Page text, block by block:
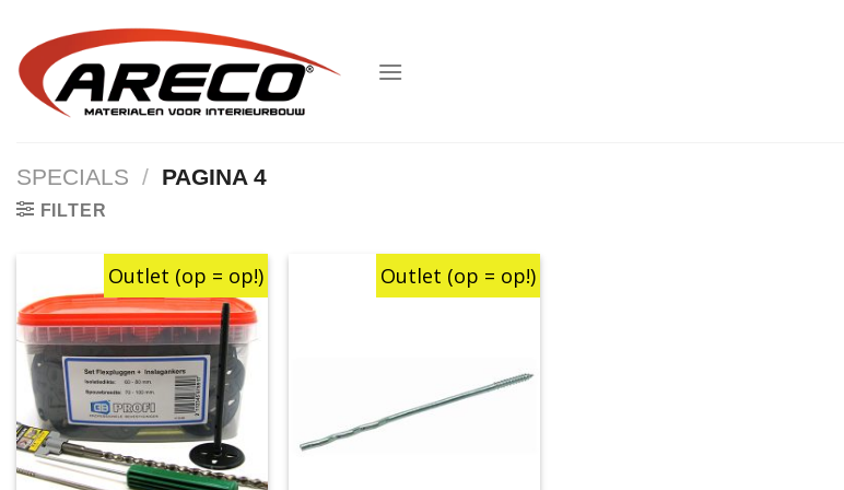
inhoud
SPECIALS / PAGINA 4
FILTER
Outlet (op = op!) Outlet (op = op!)